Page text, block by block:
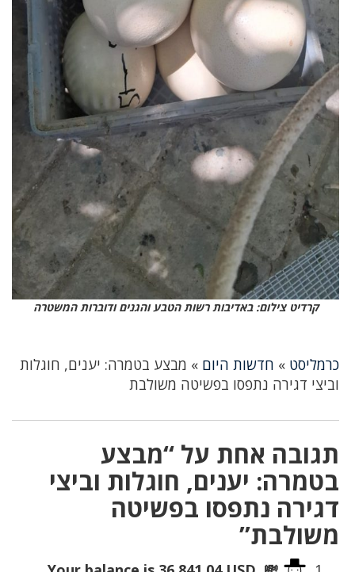
קרדיט צילום: באדיבות רשות הטבע והגנים ודוברות המשטרה
כרמליסט » חדשות היום » מבצע בטמרה: יענים, חוגלות
וביצי דגירה נתפסו בפשיטה משולבת
תגובה אחת על “מבצע
בטמרה: יענים, חוגלות וביצי
דגירה נתפסו בפשיטה
משולבת”